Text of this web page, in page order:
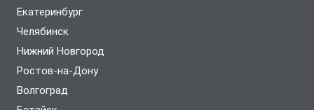
Екатеринбург
Челябинск
Нижний Новгород
Ростов-на-Дону
Волгоград